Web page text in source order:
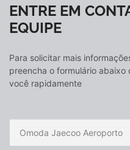
ENTRE EM
EQUIPE
Para solicitar mais
preencha o formulário
você rapidamente